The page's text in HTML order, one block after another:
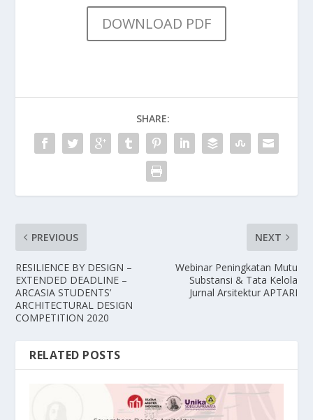
DOWNLOAD PDF
SHARE:
PREVIOUS
RESILIENCE BY DESIGN –
EXTENDED DEADLINE –
ARCASIA STUDENTS’
ARCHITECTURAL DESIGN
COMPETITION 2020
NEXT
Webinar Peningkatan Mutu
Substansi & Tata Kelola
Jurnal Arsitektur APTARI
RELATED POSTS